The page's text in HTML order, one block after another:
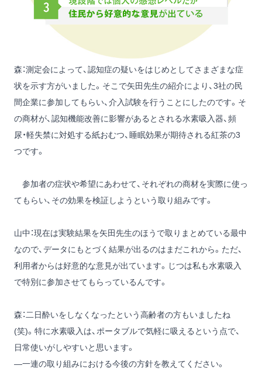
森：測定会によって、認知症の疑いをはじめとしてさまざまな症
状を示す方がいました。そこで矢田先生の紹介により、3社の民
間企業に参加してもらい、介入試験を行うことにしたのです。そ
の商材が、認知機能改善に影響があるとされる水素吸入器、頻
尿・軽失禁に対処する紙おむつ、睡眠効果が期待される紅茶の3
つです。
参加者の症状や希望にあわせて、それぞれの商材を実際に使っ
てもらい、その効果を検証しようという取り組みです。
山中：現在は実験結果を矢田先生のほうで取りまとめている最中
なので、データにもとづく結果が出るのはまだこれから。ただ、
利用者からは好意的な意見が出ています。じつは私も水素吸入
で特別に参加させてもらっているんです。
森：二日酔いをしなくなったという高齢者の方もいましたね
(笑)。特に水素吸入は、ポータブルで気軽に吸えるという点で、
日常使いがしやすいと思います。
―一連の取り組みにおける今後の方針を教えてください。